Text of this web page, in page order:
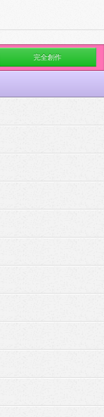
完全創作